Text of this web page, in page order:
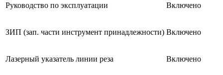
Руководство по эксплуатации Включено
ЗИП (зап. части инструмент принадлежности) Включено
Лазерный указатель линии реза Включено